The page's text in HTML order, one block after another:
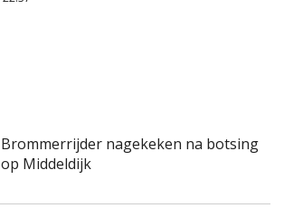
Brommerrijder nagekeken na botsing
op Middeldijk